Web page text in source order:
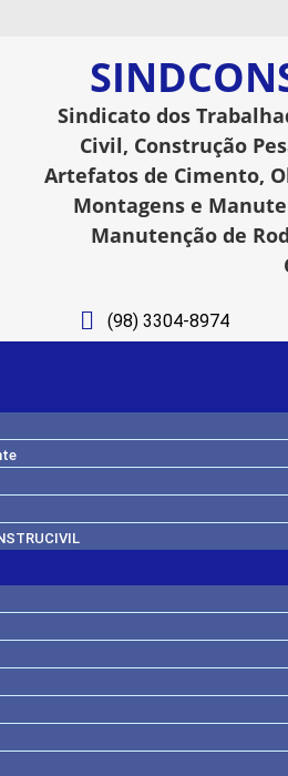
Sindicato dos
Civil, Construção
Artefatos de Cimento,
Montagens e
Manutenção de
(98) 3304-8974